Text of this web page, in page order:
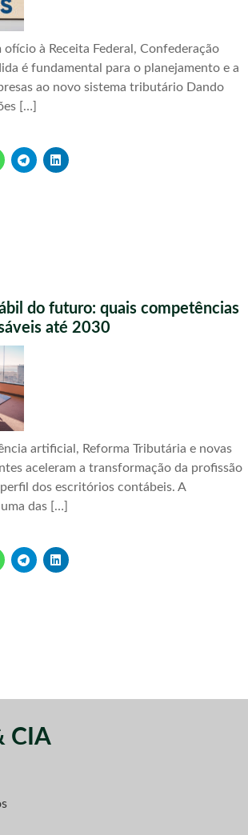
ofício à Receita Federal, Confederação
é fundamental para o planejamento e a
ao novo sistema tributário Dando
[…]
do futuro: quais competências
até 2030
artificial, Reforma Tributária e novas
aceleram a transformação da profissão
dos escritórios contábeis. A
das […]
CIA